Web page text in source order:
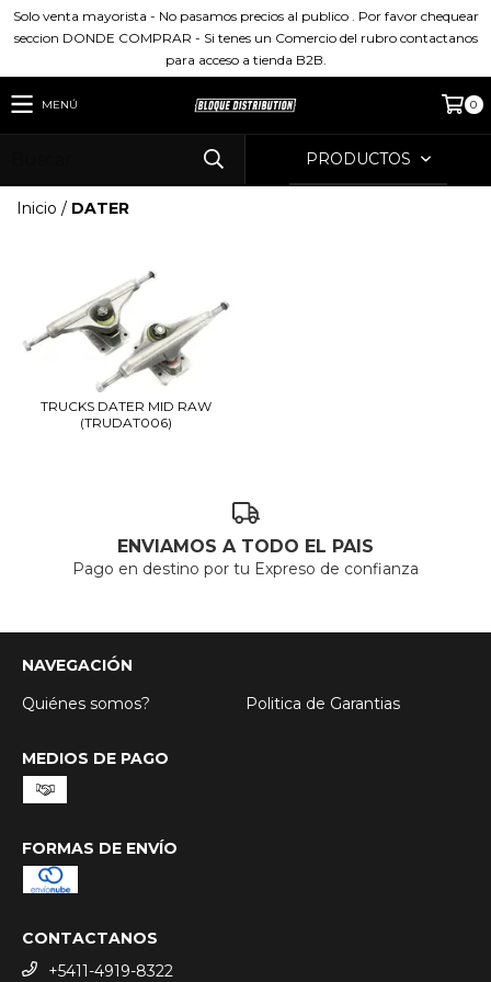
Solo venta mayorista - No pasamos precios al publico . Por favor chequear
seccion DONDE COMPRAR - Si tenes un Comercio del rubro contactanos
para acceso a tienda B2B.
MENÚ 0
PRODUCTOS
Inicio / DATER
TRUCKS DATER MID RAW
(TRUDAT006)
ENVIAMOS A TODO EL PAIS
Pago en destino por tu Expreso de confianza
NAVEGACIÓN
Quiénes somos?
Politica de Garantias
MEDIOS DE PAGO
FORMAS DE ENVÍO
CONTACTANOS
+5411-4919-8322